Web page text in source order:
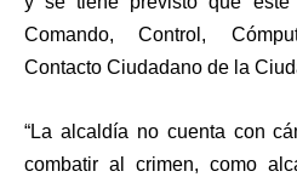
Comando, Control,
Contacto Ciudadano de la
“La alcaldía no cuenta con
combatir al crimen, como